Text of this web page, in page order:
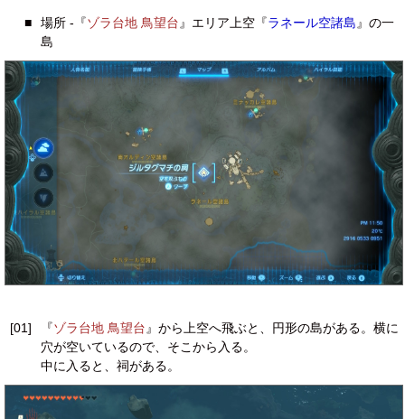
■ 場所 -『ゾラ台地 鳥望台 』エリア上空『ラネール空諸島 』の一
島
[01] 『ゾラ台地 鳥望台 』から上空へ飛ぶと、円形の島がある。横に
穴が空いているので、そこから入る。
中に入ると、祠がある。